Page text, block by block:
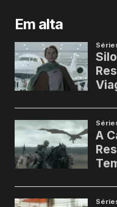
Em alta